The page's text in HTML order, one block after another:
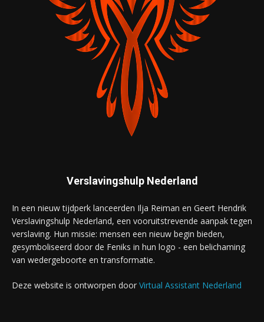
Verslavingshulp Nederland
In een nieuw tijdperk lanceerden Ilja Reiman en Geert Hendrik
Verslavingshulp Nederland, een vooruitstrevende aanpak tegen
verslaving. Hun missie: mensen een nieuw begin bieden,
gesymboliseerd door de Feniks in hun logo - een belichaming
van wedergeboorte en transformatie.
Deze website is ontworpen door Virtual Assistant Nederland